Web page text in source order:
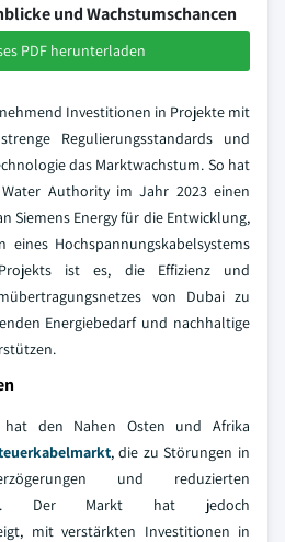
und Wachstumschancen
PDF herunterladen
Investitionen in Projekte mit
Regulierungsstandards und
das Marktwachstum. So hat
Authority im Jahr 2023 einen
Siemens Energy für die Entwicklung,
Hochspannungskabelsystems
ist es, die Effizienz und
von Dubai zu
Energiebedarf und nachhaltige
hat den Nahen Osten und Afrika
, die zu Störungen in
und reduzierten
Der Markt hat jedoch
mit verstärkten Investitionen in